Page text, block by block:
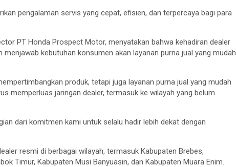
pengalaman servis yang cepat, efisien, dan terpercaya bagi para
PT Honda Prospect Motor, menyatakan bahwa kehadiran dealer
kebutuhan konsumen akan layanan purna jual yang mudah
produk, tetapi juga layanan purna jual yang mudah
memperluas jaringan dealer, termasuk ke wilayah yang belum
dari komitmen kami untuk selalu hadir lebih dekat dengan
resmi di berbagai wilayah, termasuk Kabupaten Brebes,
Timur, Kabupaten Musi Banyuasin, dan Kabupaten Muara Enim.